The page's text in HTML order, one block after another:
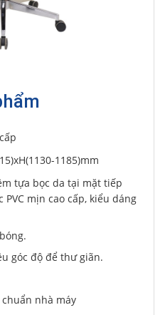
1185)mm
tựa bọc da tại mặt tiếp
mịn cao cấp, kiểu dáng
góc độ để thư giãn.
nhà máy